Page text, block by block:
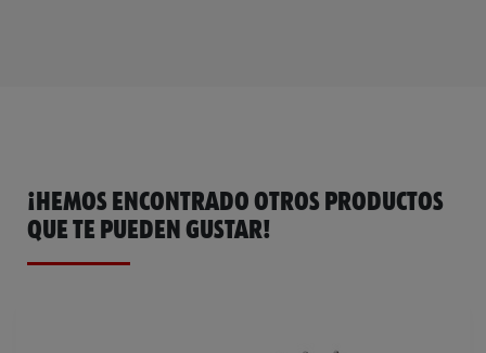
¡HEMOS ENCONTRADO OTROS PRODUCTOS
QUE TE PUEDEN GUSTAR!